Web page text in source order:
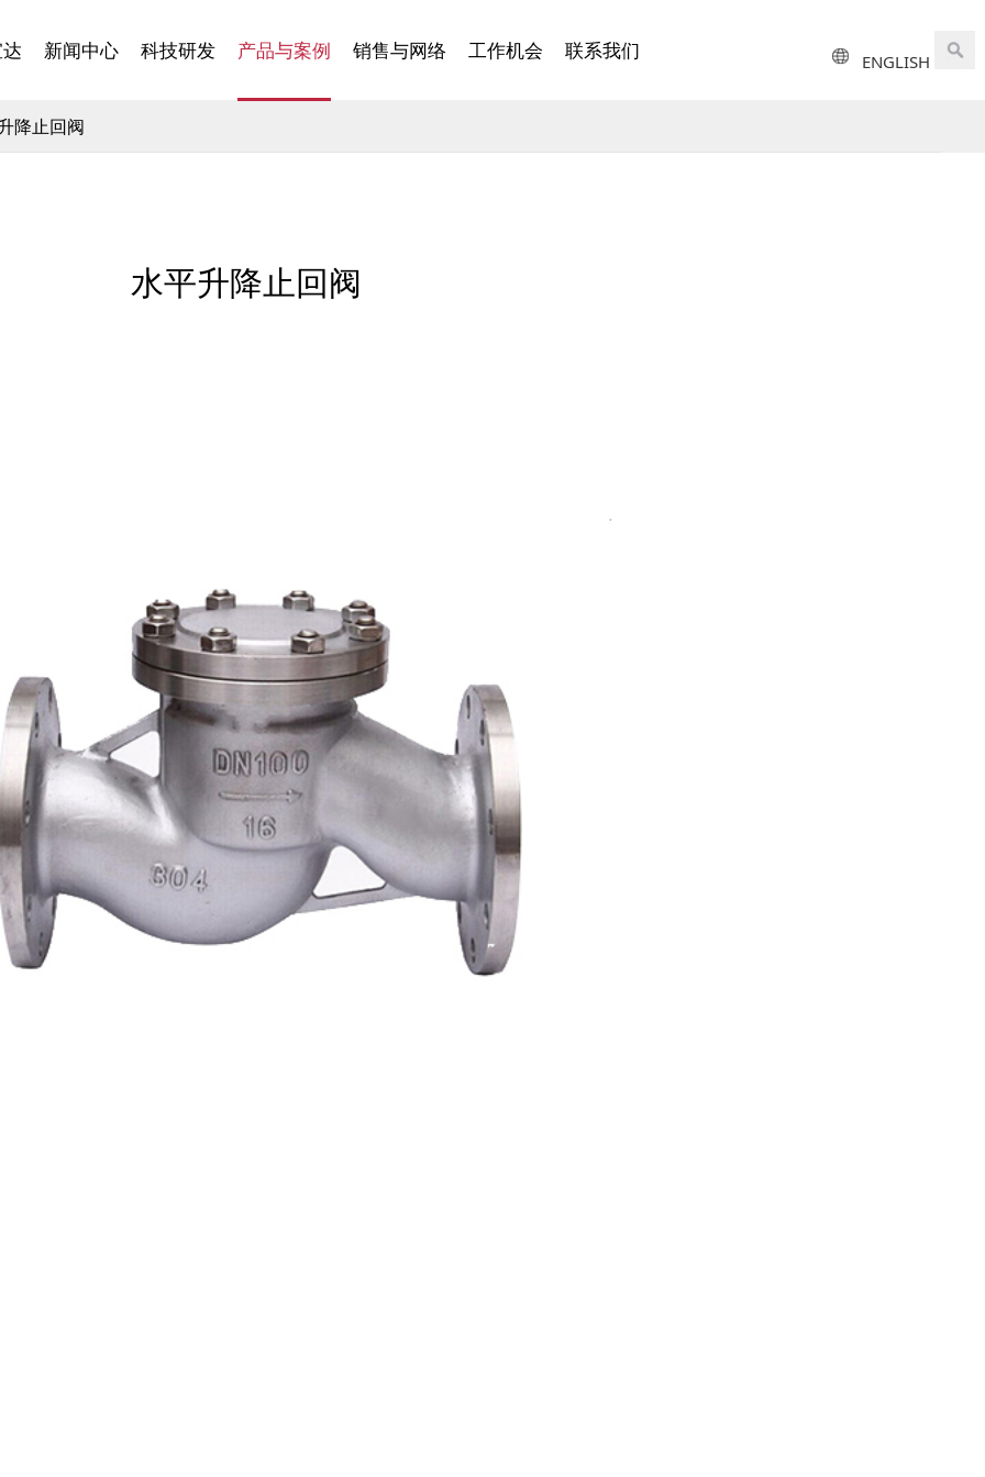
新闻中心 科技研发 产品与案例 销售与网络 工作机会 联系我们 ENGLISH
降止回阀
水平升降止回阀